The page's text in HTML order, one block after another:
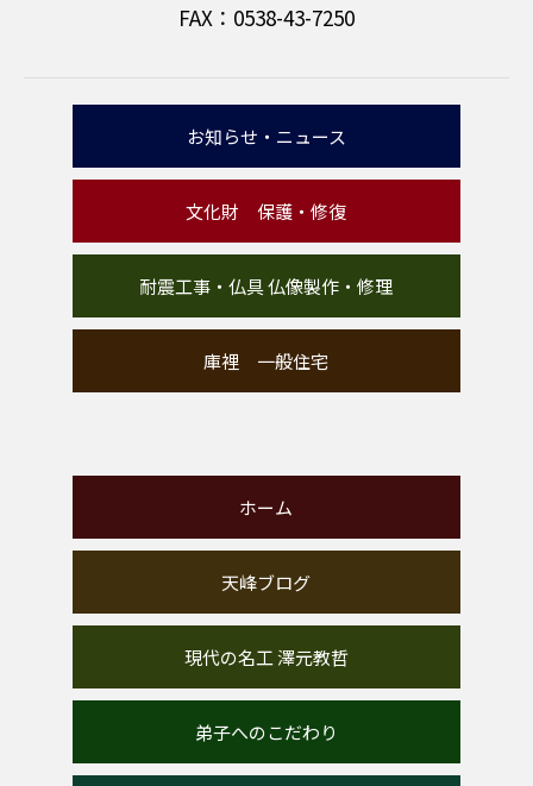
FAX：0538-43-7250
お知らせ・ニュース
文化財 保護・修復
耐震工事・仏具 仏像製作・修理
庫裡 一般住宅
ホーム
天峰ブログ
現代の名工 澤元教哲
弟子へのこだわり